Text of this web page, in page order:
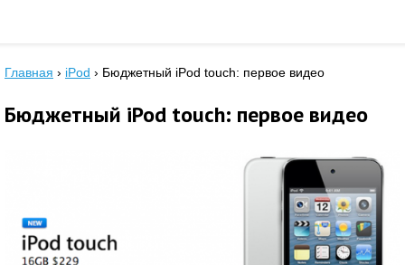
Главная › iPod › Бюджетный iPod touch: первое видео
Бюджетный iPod touch: первое видео